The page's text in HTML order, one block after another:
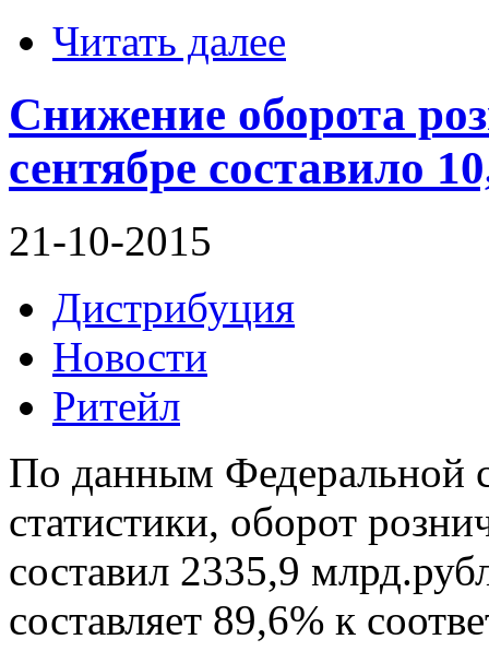
Читать далее
Снижение оборота
сентябре составило
21-10-2015
Дистрибуция
Новости
Ритейл
По данным Федеральной
статистики, оборот
составил 2335,9
составляет 89,6% к